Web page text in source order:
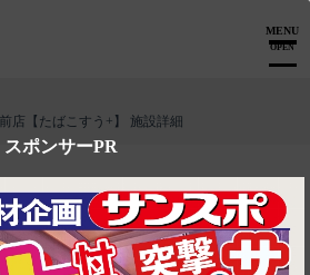
MENU
OPEN
スポンサーPR
店【たばこすう+】 施設詳細